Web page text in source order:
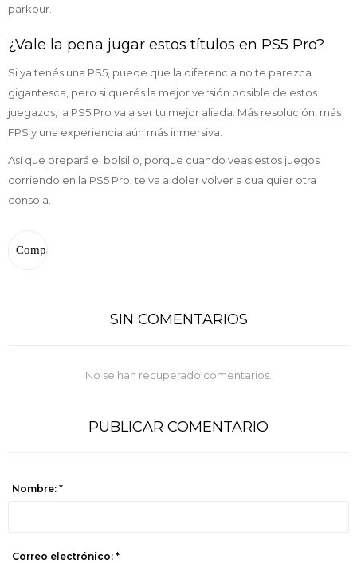
parkour.
¿Vale la pena jugar estos títulos en PS5 Pro?
Si ya tenés una PS5, puede que la diferencia no te parezca
gigantesca, pero si querés la mejor versión posible de estos
juegazos, la PS5 Pro va a ser tu mejor aliada. Más resolución, más
FPS y una experiencia aún más inmersiva.
Así que prepará el bolsillo, porque cuando veas estos juegos
corriendo en la PS5 Pro, te va a doler volver a cualquier otra
consola.
SIN COMENTARIOS
No se han recuperado comentarios.
PUBLICAR COMENTARIO
Nombre: *
Correo electrónico: *